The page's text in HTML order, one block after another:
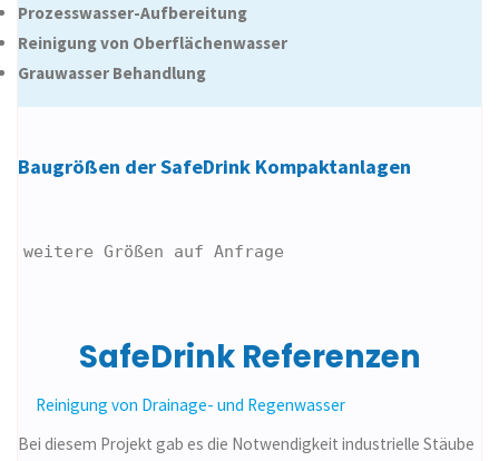
Prozesswasser-Aufbereitung
Reinigung von Oberflächenwasser
Grauwasser Behandlung
Baugrößen der SafeDrink Kompaktanlagen
weitere Größen auf Anfrage
SafeDrink Referenzen
Reinigung von Drainage- und Regenwasser
Bei diesem Projekt gab es die Notwendigkeit industrielle Stäube